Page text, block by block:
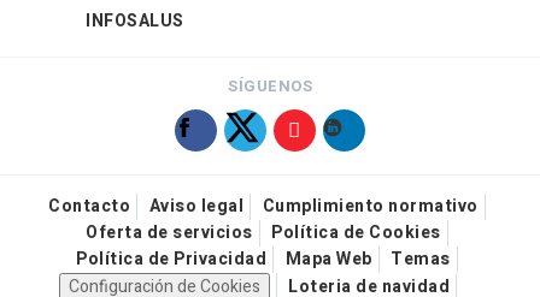
INFOSALUS
SÍGUENOS
Contacto Aviso legal
Cumplimiento normativo
Oferta de servicios
Política de Cookies
Política de Privacidad
Mapa Web
Temas
Configuración de Cookies
Loteria de navidad